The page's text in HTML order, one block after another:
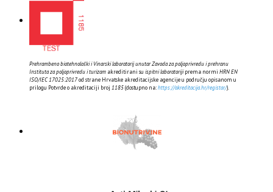
Prehrambeno biotehnološki i Vinarski laboratorij unutar Zavoda za poljoprivredu i prehranu
Instituta za poljoprivredu i turizam akreditirani su ispitni laboratorijiprema normi HRN EN
ISO/IEC 17025:2017od strane Hrvatske akreditacijske agencije u području opisanom u
prilogu Potvrde o akreditaciji broj 1185(dostupno na:https://akreditacija.hr/registar/).